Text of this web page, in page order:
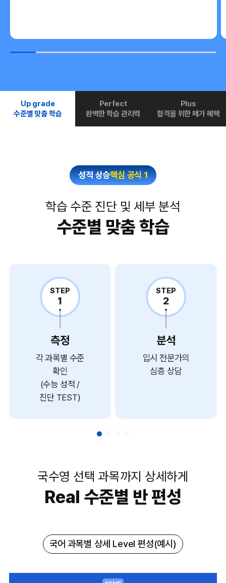
Up grade
수준별 맞춤 학습
Perfect
완벽한 학습 관리력
Plus
합격을 위한 메가 혜택
성적 상승핵심 공식 1
학습 수준 진단 및 세부 분석
수준별 맞춤 학습
STEP
1
측정
각 과목별 수준
확인
(수능 성적 /
진단 TEST)
STEP
2
분석
입시 전문가의
심층 상담
국수영 선택 과목까지 상세하게
Real 수준별 반 편성
국어 과목별 상세 Level 편성(예시)